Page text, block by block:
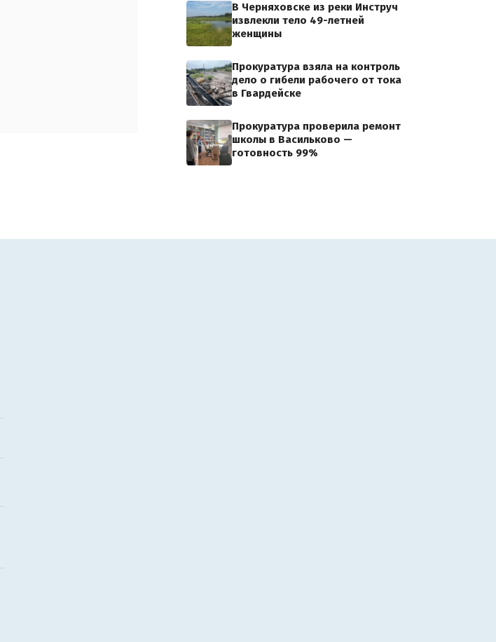
В Черняховске из реки Инструч
извлекли тело 49-летней
женщины
Прокуратура взяла на контроль
дело о гибели рабочего от тока
в Гвардейске
Прокуратура проверила ремонт
школы в Васильково —
готовность 99%